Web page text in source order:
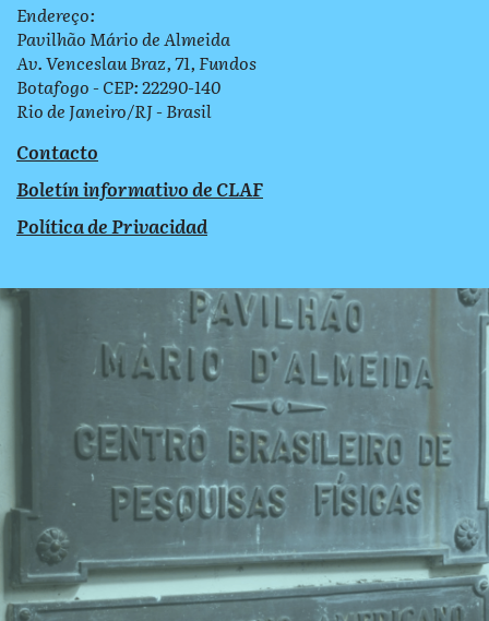
Endereço:
Pavilhão Mário de Almeida
Av. Venceslau Braz, 71, Fundos
Botafogo - CEP: 22290-140
Rio de Janeiro/RJ - Brasil
Contacto
Boletín informativo de CLAF
Política de Privacidad